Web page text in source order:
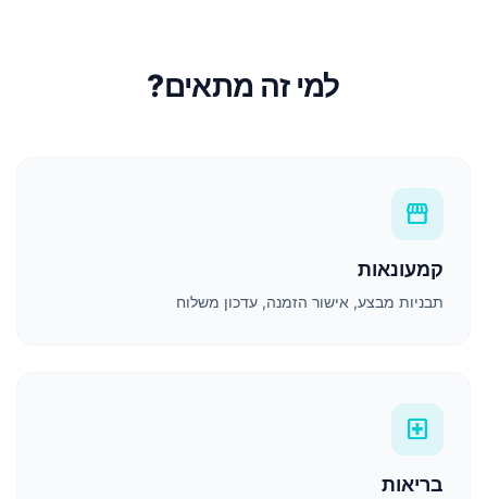
למי זה מתאים?
storefront
קמעונאות
תבניות מבצע, אישור הזמנה, עדכון משלוח
local_hospital
בריאות